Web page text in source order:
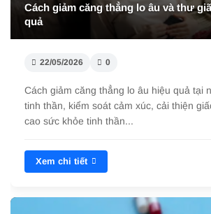
Cách giảm căng thẳng lo âu và thư
quả
22/05/2026 0
Cách giảm căng thẳng lo âu hiệu quả tại
tinh thần, kiểm soát cảm xúc, cải thiện
cao sức khỏe tinh thần...
Xem chi tiết